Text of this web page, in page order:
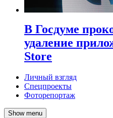
В Госдуме
удаление
Store
Личный взгляд
Спецпроекты
Фоторепортаж
Show menu